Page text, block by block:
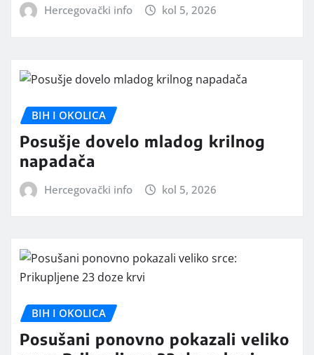
Hercegovački info kol 5, 2026
BIH I OKOLICA
Posušje dovelo mladog krilnog
napadača
Hercegovački info kol 5, 2026
BIH I OKOLICA
Posušani ponovno pokazali veliko